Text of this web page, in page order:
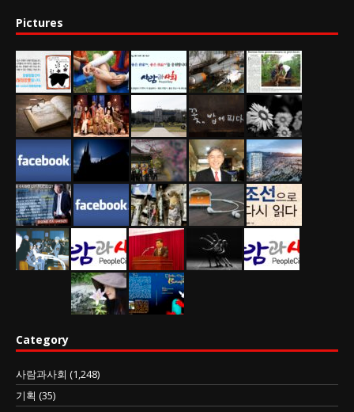
Pictures
Category
사람과사회 (1,248)
기획 (35)